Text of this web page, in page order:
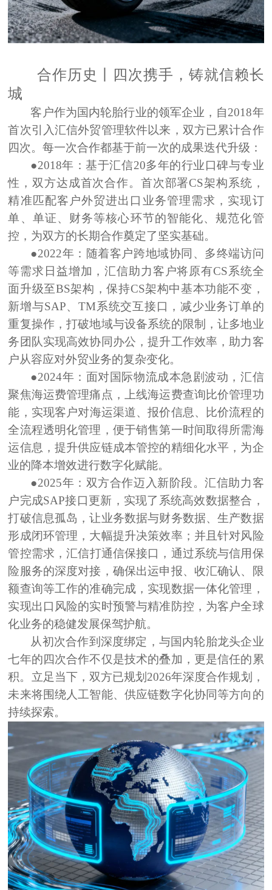
合作历史
四次携手，铸就信赖长
城
客户作为国内轮胎行业的领军企业，自2018年
首次引入汇信外贸管理软件以来，双方已累计合作
四次。每一次合作都基于前一次的成果迭代升级：
●2018年：基于汇信20多年的行业口碑与专业
性 ，双方达成首次合作。首次部署CS架构系统 ，
精准匹配客户外贸进出口业务管理需求，实现订
单、单证、财务等核心环节的智能化、规范化管
控 ，为双方的长期合作奠定了坚实基础。
●2022年： 随着客户跨地域协同、多终端访问
等需求日益增加，汇信助力客户将原有CS系统全
面升级至BS架构 ，保持CS架构中基本功能不变，
新增与SAP、TM系统交互接口，减少业务订单的
重复操作，打破地域与设备系统的限制，让多地业
务团队实现高效协同办公，提升工作效率，助力客
户从容应对外贸业务的复杂变化。
●2024年： 面对国际物流成本急剧波动，汇信
聚焦海运费管理痛点 ，上线海运费查询比价管理功
能 ，实现客户对海运渠道、报价信息、比价流程的
全流程透明化管理，便于销售第一时间取得所需海
运信息，提升供应链成本管控的精细化水平，为企
业的降本增效进行数字化赋能。
●2025年： 双方合作迈入新阶段。汇信助力客
户完成SAP接口更新 ，实现了系统高效数据整合，
打破信息孤岛，让业务数据与财务数据、生产数据
形成闭环管理，大幅提升决策效率；并且针对风险
管控需求 ，汇信打通信保接口 ，通过系统与信用保
险服务的深度对接，确保出运申报、收汇确认、限
额查询等工作的准确完成， 实现数据一体化管理 ，
实现出口风险的实时预警与精准防控 ，为客户全球
化业务的稳健发展保驾护航。
从初次合作到深度绑定，与国内轮胎龙头企业
七年的四次合作不仅是技术的叠加，更是信任的累
积。立足当下，双方已规划2026年深度合作规划
，
未来将围绕人工智能、供应链数字化协同等方向的
持续探索。